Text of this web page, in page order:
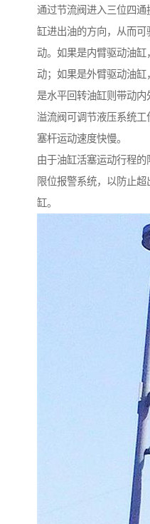
通过节流阀进入三位四
缸进出油的方向，从而
动。如果是内臂驱动油
动；如果是外臂驱动油
是水平回转油缸则带动内
溢流阀可调节液压系统
塞杆运动速度快慢。
由于油缸活塞运动行程
限位报警系统，以防止
缸。